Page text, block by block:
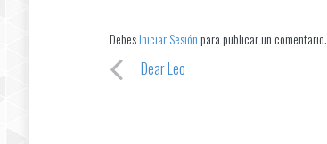
DebesIniciar Sesión para publicar un comentario.
Post navigation
Dear Leo